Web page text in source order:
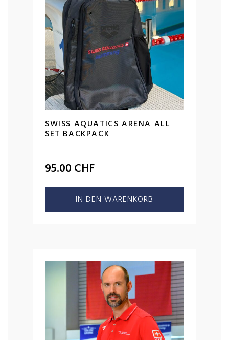
SWISS AQUATICS ARENA ALL
SET BACKPACK
95.00 CHF
IN DEN WARENKORB